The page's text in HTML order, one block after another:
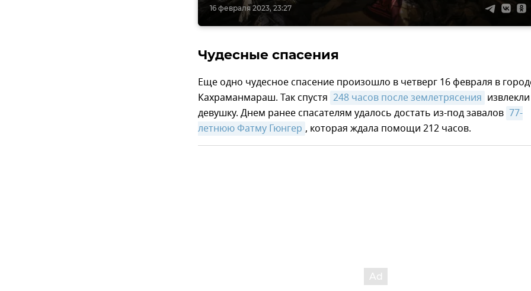
16 февраля 2023, 23:27
Чудесные спасения
Еще одно чудесное спасение произошло в четверг 16 февраля в
Кахраманмараш. Так спустя 248 часов после землетрясения извлекли
девушку. Днем ранее спасателям удалось достать из-под завалов 77-
летнюю Фатму Гюнгер , которая ждала помощи 212 часов.